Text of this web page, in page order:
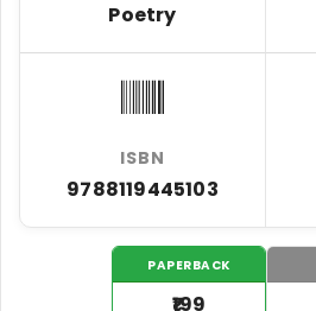
Poetry
ISBN
9788119445103
PAPERBACK
₹199